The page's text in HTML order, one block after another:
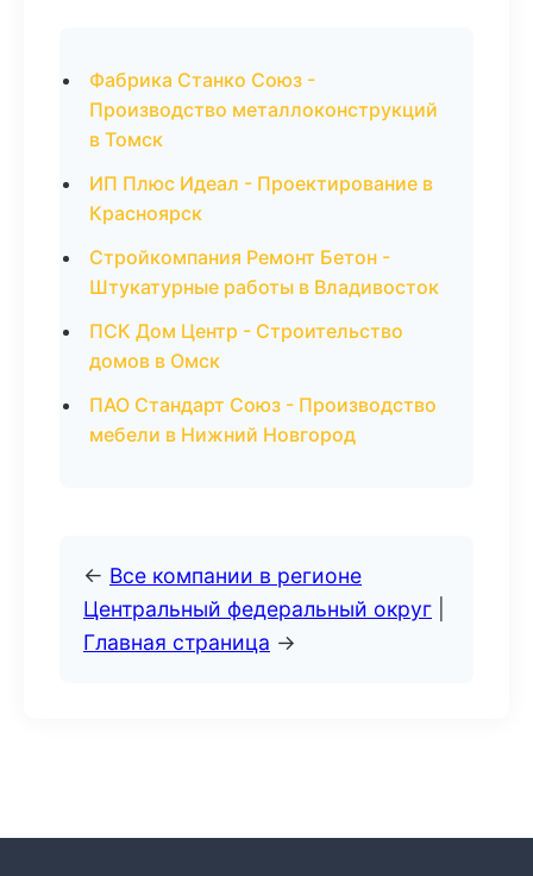
Фабрика Станко Союз -
Производство металлоконструкций
в Томск
ИП Плюс Идеал - Проектирование в
Красноярск
Стройкомпания Ремонт Бетон -
Штукатурные работы в Владивосток
ПСК Дом Центр - Строительство
домов в Омск
ПАО Стандарт Союз - Производство
мебели в Нижний Новгород
← Все компании в регионе
Центральный федеральный округ
Главная страница →